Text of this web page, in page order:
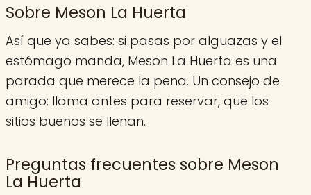
Sobre Meson La Huerta
Así que ya sabes: si pasas por alguazas y el
estómago manda, Meson La Huerta es una
parada que merece la pena. Un consejo de
amigo: llama antes para reservar, que los
sitios buenos se llenan.
Preguntas frecuentes sobre Meson
La Huerta